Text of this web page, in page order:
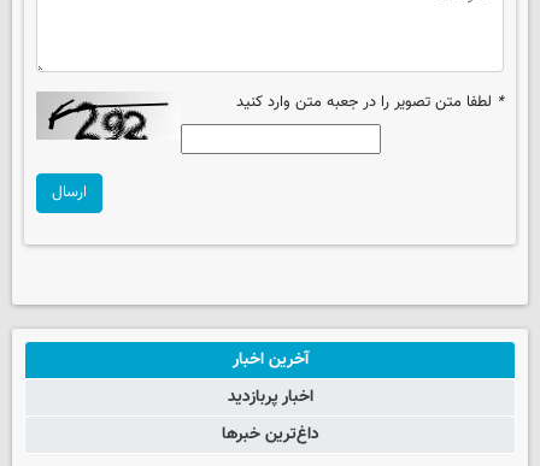
* لطفا متن تصویر را در جعبه متن وارد کنید
ارسال
آخرین اخبار
اخبار پربازدید
داغ‌ترین خبرها